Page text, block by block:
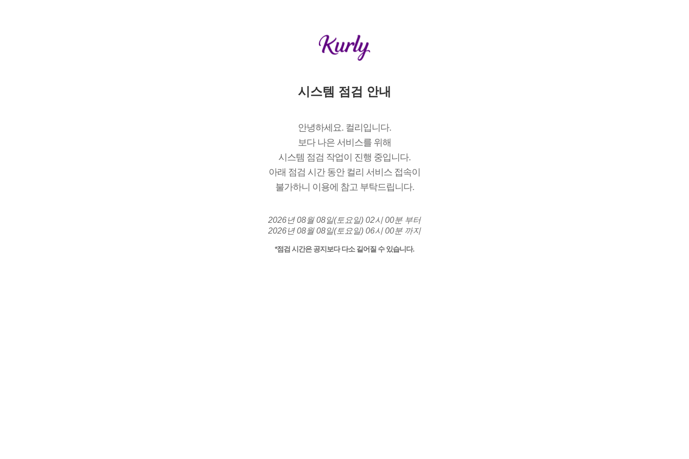
시스템 점검 안내
안녕하세요. 컬리입니다.
보다 나은 서비스를 위해
시스템 점검 작업이 진행 중입니다.
아래 점검 시간 동안 컬리 서비스 접속이
불가하니 이용에 참고 부탁드립니다.
2026년 08월 08일(토요일) 02시 00분 부터
2026년 08월 08일(토요일) 06시 00분 까지
*점검 시간은 공지보다 다소 길어질 수 있습니다.